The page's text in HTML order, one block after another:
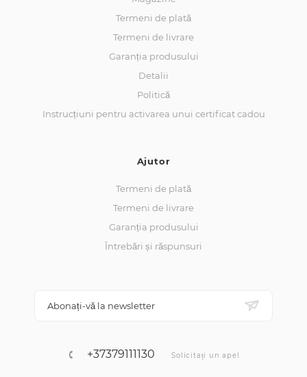
Termeni de plată
Termeni de livrare
Garanția produsului
Detalii
Politică
Instrucțiuni pentru activarea unui certificat cadou
Ajutor
Termeni de plată
Termeni de livrare
Garanția produsului
Întrebări și răspunsuri
Abonați-vă la newsletter
+37379111130 Solicitați un apel